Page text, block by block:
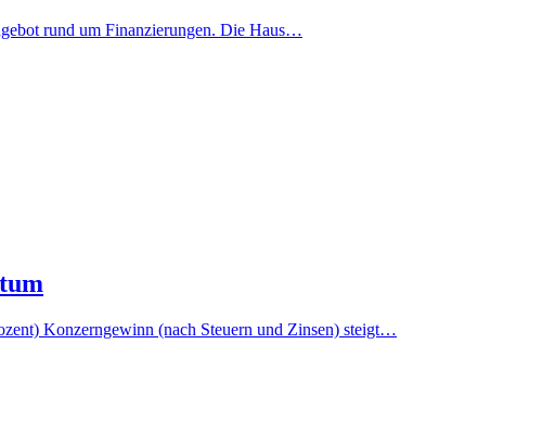
rund um Finanzierungen. Die Haus…
Konzerngewinn (nach Steuern und Zinsen) steigt…